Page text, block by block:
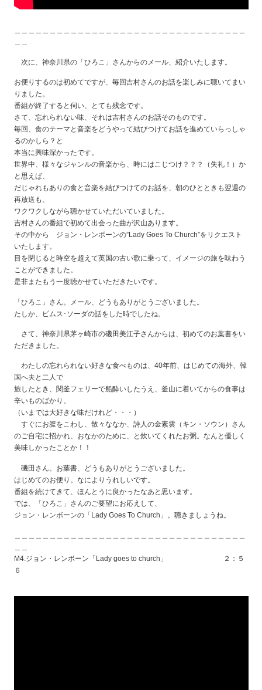
次に、神奈川県の「ひろこ」さんからのメール、紹介いたします。
お便りするのは初めてですが、毎回吉村さんのお話を楽しみに聴いてまい
りました。
番組が終了すると伺い、とても残念です。
さて、忘れられない味、それは吉村さんのお話そのものです。
毎回、食のテーマと音楽をどうやって結びつけてお話を進めていらっしゃ
るのかしら？と
本当に興味深かったです。
世界中、様々なジャンルの音楽から、時にはこじつけ？？？（失礼！）か
と思えば、
だじゃれもありの食と音楽を結びつけてのお話を、朝のひとときも翌週の
再放送も、
ワクワクしながら聴かせていただいていました。
吉村さんの番組で初めて出会った曲が沢山あります。
その中から ジョン・レンボーンの”Lady Goes To Church”をリクエスト
いたします。
目を閉じると時空を超えて英国の古い歌に乗って、イメージの旅を味わう
ことができました。
是非またもう一度聴かせていただきたいです。
「ひろこ」さん。メール、どうもありがとうございました。
たしか、ピムス･ソーダの話をした時でしたね。
さて、神奈川県茅ヶ崎市の磯田美江子さんからは、初めてのお葉書をい
ただきました。
わたしの忘れられない好きな食べものは、40年前、はじめての海外、韓
国へ夫と二人で
旅したとき、関釜フェリーで船酔いしたうえ、釜山に着いてからの食事は
辛いものばかり。
（いまでは大好きな味だけれど・・・）
すぐにお腹をこわし、散々ななか、詩人の金素雲（キン・ソウン）さん
のご自宅に招かれ、おなかのために、と炊いてくれたお粥。なんと優しく
美味しかったことか！！
磯田さん。お葉書、どうもありがとうございました。
はじめてのお便り。なによりうれしいです。
番組を続けてきて、ほんとうに良かったなあと思います。
では、「ひろこ」さんのご要望にお応えして、
ジョン・レンボーンの「Lady Goes To Church」。聴きましょうね。
M4.ジョン・レンボーン「Lady goes to church」 ２：５
６